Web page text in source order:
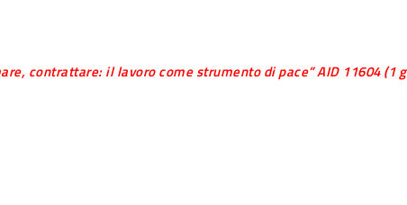
contrattare: il lavoro come strumento di pace” AID 11604 (1